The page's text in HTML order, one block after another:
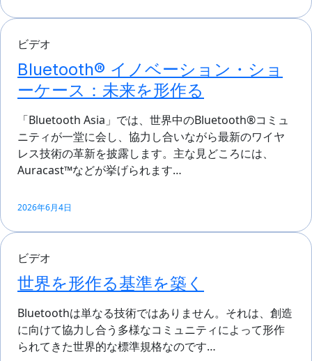
ビデオ
Bluetooth® イノベーション・ショ
ーケース：未来を形作る
「Bluetooth Asia」では、世界中のBluetooth®コミュ
ニティが一堂に会し、協力し合いながら最新のワイヤ
レス技術の革新を披露します。主な見どころには、
Auracast™などが挙げられます…
2026年6月4日
ビデオ
世界を形作る基準を築く
Bluetoothは単なる技術ではありません。それは、創造
に向けて協力し合う多様なコミュニティによって形作
られてきた世界的な標準規格なのです…